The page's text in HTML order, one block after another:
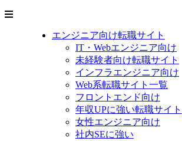
エンジニア向け転職サイト
IT・Webエンジニア向け
未経験者向け転職サイト
インフラエンジニア向け
Web系転職サイト一覧
フロントエンド向け
年収UPに強い転職サイト
女性エンジニア向け
社内SEに強い